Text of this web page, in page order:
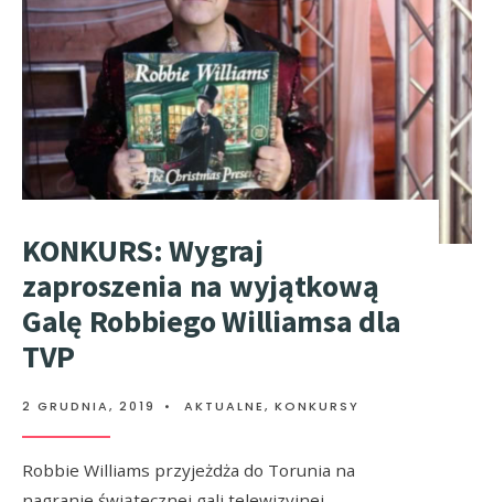
KONKURS: Wygraj
zaproszenia na wyjątkową
Galę Robbiego Williamsa dla
TVP
2 GRUDNIA, 2019 • AKTUALNE, KONKURSY
Robbie Williams przyjeżdża do Torunia na